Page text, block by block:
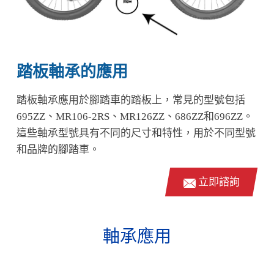
踏板軸承的應用
踏板軸承應用於腳踏車的踏板上，常見的型號包括
695ZZ、MR106-2RS、MR126ZZ、686ZZ和696ZZ。
這些軸承型號具有不同的尺寸和特性，用於不同型號
和品牌的腳踏車。
立即諮詢
軸承應用